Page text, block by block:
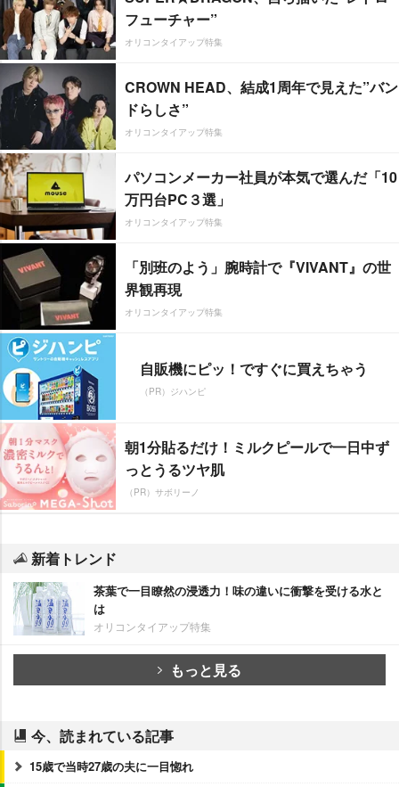
フューチャー”
オリコンタイアップ特集
CROWN HEAD、結成1周年で見えた”バン
ドらしさ”
オリコンタイアップ特集
パソコンメーカー社員が本気で選んだ「10
万円台PC３選」
オリコンタイアップ特集
「別班のよう」腕時計で『VIVANT』の世
界観再現
オリコンタイアップ特集
自販機にピッ！ですぐに買えちゃう
（PR）ジハンピ
朝1分貼るだけ！ミルクピールで一日中ず
っとうるツヤ肌
（PR）サボリーノ
新着トレンド
茶葉で一目瞭然の浸透力！味の違いに衝撃を受ける水と
は
オリコンタイアップ特集
もっと見る
今、読まれている記事
15歳で当時27歳の夫に一目惚れ